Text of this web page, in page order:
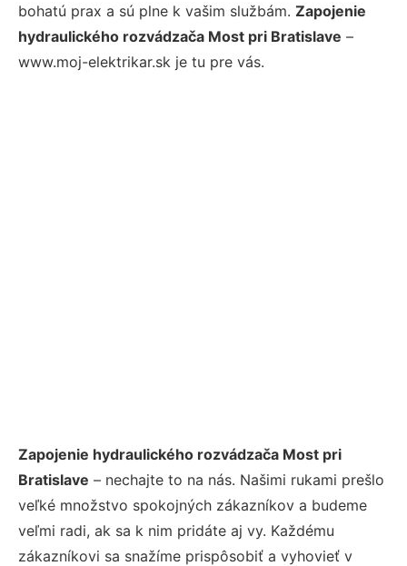
bohatú prax a sú plne k vašim službám. Zapojenie
hydraulického rozvádzača Most pri Bratislave –
www.moj-elektrikar.sk je tu pre vás.
Zapojenie hydraulického rozvádzača Most pri
Bratislave – nechajte to na nás. Našimi rukami prešlo
veľké množstvo spokojných zákazníkov a budeme
veľmi radi, ak sa k nim pridáte aj vy. Každému
zákazníkovi sa snažíme prispôsobiť a vyhovieť v